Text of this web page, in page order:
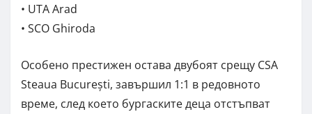
• UTA Arad
• SCO Ghiroda
Особено престижен остава двубоят срещу CSA
Steaua București, завършил 1:1 в редовното
време, след което бургаските деца отстъпват